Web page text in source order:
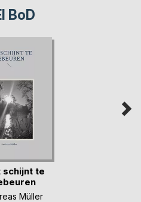
BoD
schijnt te
Müller